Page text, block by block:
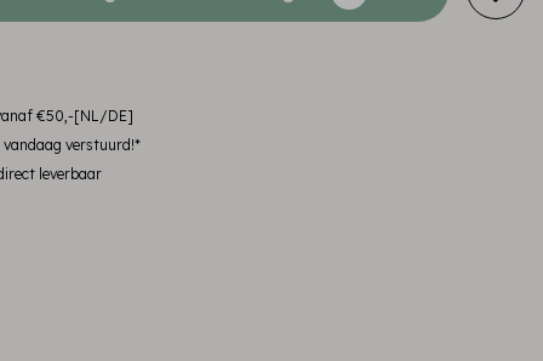
€50,-[NL/DE]
vandaag verstuurd!*
leverbaar